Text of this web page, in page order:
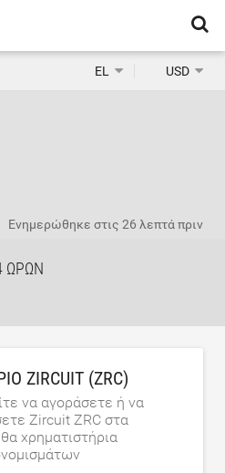
EL USD
ΩΡΏΝ
Ενημερώθηκε στις 26 λεπτά πριν
ZIRCUIT (ZRC)
να αγοράσετε ή να
Zircuit ZRC στα
χρηματιστήρια